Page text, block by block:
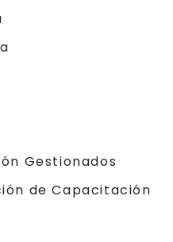
Gestionados
de Capacitación